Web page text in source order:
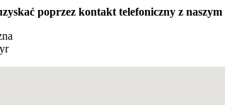
poprzez kontakt telefoniczny z